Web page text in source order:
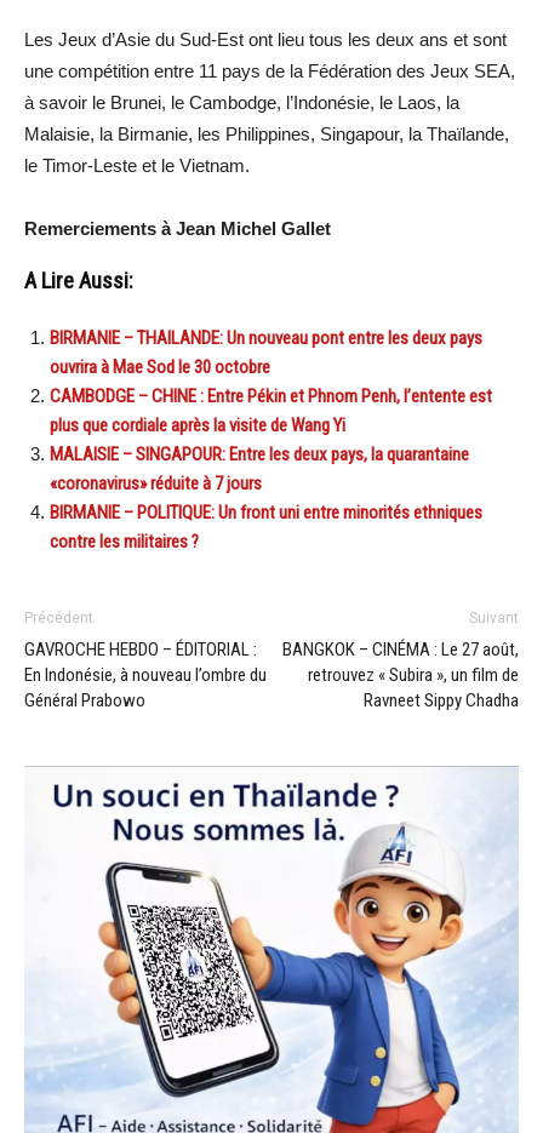
Les Jeux d’Asie du Sud-Est ont lieu tous les deux ans et sont
une compétition entre 11 pays de la Fédération des Jeux SEA,
à savoir le Brunei, le Cambodge, l’Indonésie, le Laos, la
Malaisie, la Birmanie, les Philippines, Singapour, la Thaïlande,
le Timor-Leste et le Vietnam.
Remerciements à Jean Michel Gallet
A Lire Aussi:
BIRMANIE – THAILANDE: Un nouveau pont entre les deux pays
ouvrira à Mae Sod le 30 octobre
CAMBODGE – CHINE : Entre Pékin et Phnom Penh, l’entente est
plus que cordiale après la visite de Wang Yi
MALAISIE – SINGAPOUR: Entre les deux pays, la quarantaine
«coronavirus» réduite à 7 jours
BIRMANIE – POLITIQUE: Un front uni entre minorités ethniques
contre les militaires ?
Précédent
GAVROCHE HEBDO – ÉDITORIAL :
En Indonésie, à nouveau l’ombre du
Général Prabowo
Suivant
BANGKOK – CINÉMA : Le 27 août,
retrouvez « Subira », un film de
Ravneet Sippy Chadha